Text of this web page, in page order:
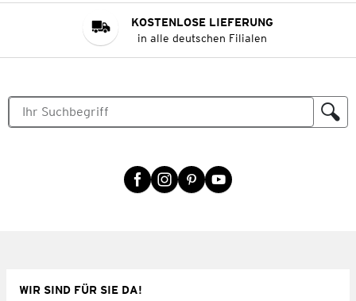
KOSTENLOSE LIEFERUNG
in alle deutschen Filialen
WIR SIND FÜR SIE DA!